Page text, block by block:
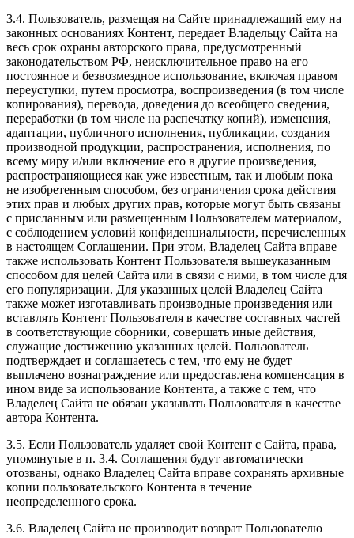
3.4. Пользователь, размещая на Сайте принадлежащий ему на
законных основаниях Контент, передает Владельцу Сайта на
весь срок охраны авторского права, предусмотренный
законодательством РФ, неисключительное право на его
постоянное и безвозмездное использование, включая правом
переуступки, путем просмотра, воспроизведения (в том числе
копирования), перевода, доведения до всеобщего сведения,
переработки (в том числе на распечатку копий), изменения,
адаптации, публичного исполнения, публикации, создания
производной продукции, распространения, исполнения, по
всему миру и/или включение его в другие произведения,
распространяющиеся как уже известным, так и любым пока
не изобретенным способом, без ограничения срока действия
этих прав и любых других прав, которые могут быть связаны
с присланным или размещенным Пользователем материалом,
с соблюдением условий конфиденциальности, перечисленных
в настоящем Соглашении. При этом, Владелец Сайта вправе
также использовать Контент Пользователя вышеуказанным
способом для целей Сайта или в связи с ними, в том числе для
его популяризации. Для указанных целей Владелец Сайта
также может изготавливать производные произведения или
вставлять Контент Пользователя в качестве составных частей
в соответствующие сборники, совершать иные действия,
служащие достижению указанных целей. Пользователь
подтверждает и соглашаетесь с тем, что ему не будет
выплачено вознаграждение или предоставлена компенсация в
ином виде за использование Контента, а также с тем, что
Владелец Сайта не обязан указывать Пользователя в качестве
автора Контента.
3.5. Если Пользователь удаляет свой Контент с Сайта, права,
упомянутые в п. 3.4. Соглашения будут автоматически
отозваны, однако Владелец Сайта вправе сохранять архивные
копии пользовательского Контента в течение
неопределенного срока.
3.6. Владелец Сайта не производит возврат Пользователю